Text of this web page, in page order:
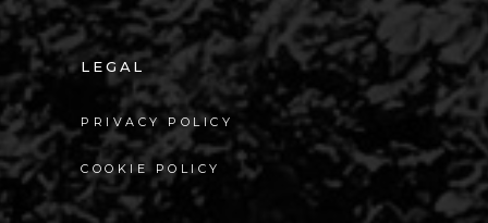
LEGAL
PRIVACY POLICY
COOKIE POLICY